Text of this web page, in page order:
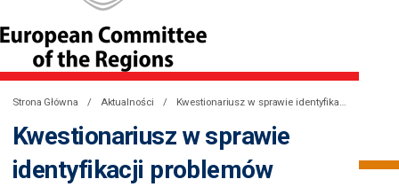
Strona Główna Aktualności Kwestionariusz w sprawie identyfikacji problemów związanych z finansowaniem, zarządzaniem oraz regulacjami dot. inwestycji infrastrukturalnych władz lokalnych i regionalncych UE
Kwestionariusz w sprawie
identyfikacji problemów